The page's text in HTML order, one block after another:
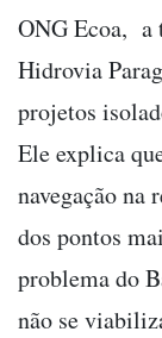
ONG Ecoa, a
Hidrovia
projetos
Ele explica
navegação na
dos pontos
problema do
não se